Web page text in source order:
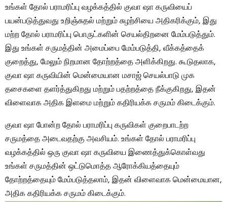
உங்கள் தோல் பராமரிப்பு வழக்கத்தில் குவா ஷா கருவியைப்
பயன்படுத்துவது உறிஞ்சுதல் மற்றும் சுழற்சியை அதிகரிக்கும், இது
மற்ற தோல் பராமரிப்பு பொருட்களின் செயல்திறனை மேம்படுத்தும்.
இது உங்கள் சருமத்தின் அமைப்பை மேம்படுத்தி, வீக்கத்தைக்
குறைத்து, மேலும் நிறமான தோற்றத்தை அளிக்கிறது. கூடுதலாக,
குவா ஷா கருவியின் மென்மையான மசாஜ் செயல்பாடு முக
தசைகளை தளர்த்துகிறது மற்றும் பதற்றத்தை நீக்குகிறது, இதன்
விளைவாக அதிக இளமை மற்றும் கதிரியக்க சருமம் கிடைக்கும்.
குவா ஷா போன்ற தோல் பராமரிப்பு கருவிகள் குறைபாடற்ற
சருமத்தை அடைவதற்கு அவசியம். உங்கள் தோல் பராமரிப்பு
வழக்கத்தில் ஒரு குவா ஷா கருவியை இணைத்துக்கொள்வது
உங்கள் சருமத்தின் ஒட்டுமொத்த ஆரோக்கியத்தையும்
தோற்றத்தையும் மேம்படுத்தலாம், இதன் விளைவாக மென்மையான,
அதிக கதிரியக்க சருமம் கிடைக்கும்.